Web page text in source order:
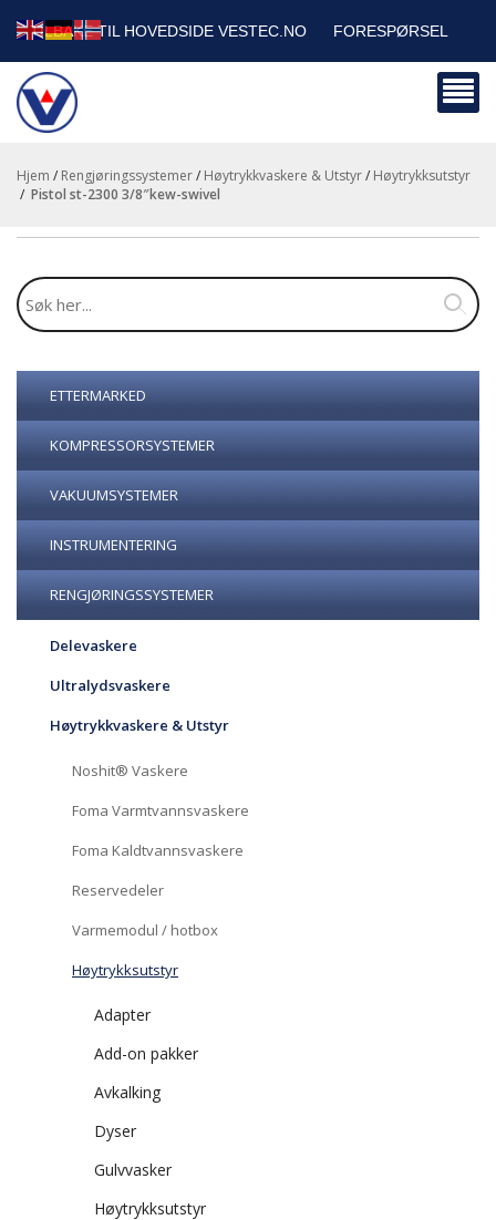
TILBAKE TIL HOVEDSIDE VESTEC.NO FORESPØRSEL
HANDLEVOGN
BEDRIFTSKUNDER
Hjem / Rengjøringssystemer/ Høytrykkvaskere & Utstyr/ Høytrykksutstyr
/
pistol st-2300 3/8″kew-swivel
ETTERMARKED
KOMPRESSORSYSTEMER
VAKUUMSYSTEMER
INSTRUMENTERING
RENGJØRINGSSYSTEMER
Delevaskere
Ultralydsvaskere
Høytrykkvaskere & Utstyr
Noshit® Vaskere
Foma Varmtvannsvaskere
Foma Kaldtvannsvaskere
Reservedeler
Varmemodul / hotbox
Høytrykksutstyr
Adapter
Add-on pakker
Avkalking
Dyser
Gulvvasker
Høytrykksutstyr